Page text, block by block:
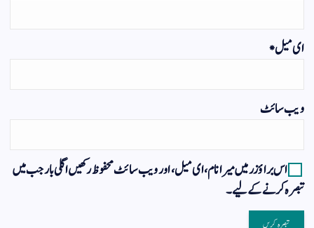
ای میل*
ویب‌ سائٹ
اس براؤزر میں میرا نام، ای میل، اور ویب سائٹ محفوظ رکھیں اگلی بار جب میں
تبصرہ کرنے کےلیے۔